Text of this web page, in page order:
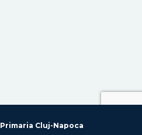
Primaria Cluj-Napoca